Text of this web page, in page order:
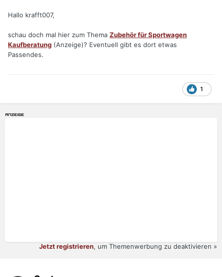
Hallo krafft007,
schau doch mal hier zum Thema Zubehör für Sportwagen
Kaufberatung (Anzeige)? Eventuell gibt es dort etwas
Passendes.
1
Jetzt registrieren, um Themenwerbung zu deaktivieren »